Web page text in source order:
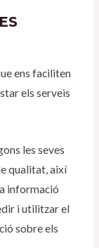
ens faciliten
els serveis
les seves
qualitat, així
informació
i utilitzar el
sobre els